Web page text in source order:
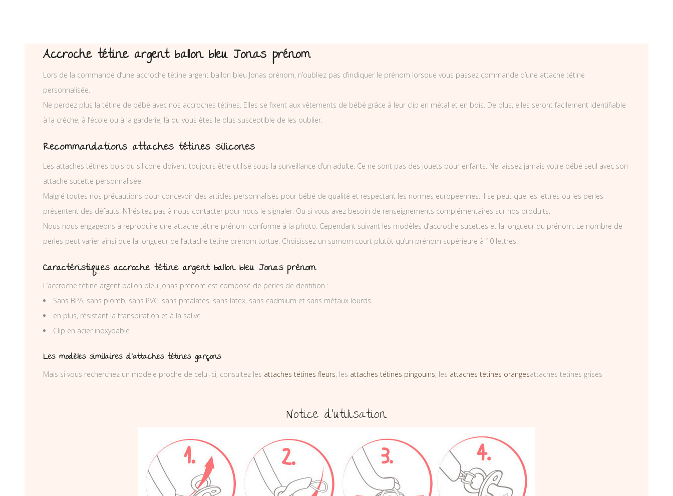
Accroche tétine argent ballon bleu Jonas prénom
Lors de la commande d’une accroche tétine argent ballon bleu Jonas prénom, n’oubliez pas d’indiquer le prénom lorsque vous passez commande d’une attache tétine
personnalisée.
Ne perdez plus la tétine de bébé avec nos accroches tétines. Elles se fixent aux vêtements de bébé grâce à leur clip en métal et en bois. De plus, elles seront facilement identifiable
à la crèche, à l’école ou à la garderie, là ou vous êtes le plus susceptible de les oublier.
Recommandations attaches tétines silicones
Les attaches tétines bois ou silicone doivent toujours être utilisé sous la surveillance d’un adulte. Ce ne sont pas des jouets pour enfants. Ne laissez jamais votre bébé seul avec son
attache sucette personnalisée.
Malgré toutes nos précautions pour concevoir des articles personnalisés pour bébé de qualité et respectant les normes européennes. Il se peut que les lettres ou les perles
présentent des défauts. N’hésitez pas à nous contacter pour nous le signaler. Ou si vous avez besoin de renseignements complémentaires sur nos produits.
Nous nous engageons à reproduire une attache tétine prénom conforme à la photo. Cependant suivant les modèles d’accroche sucettes et la longueur du prénom. Le nombre de
perles peut varier ainsi que la longueur de l’attache tétine prénom tortue. Choisissez un surnom court plutôt qu’un prénom supérieure à 10 lettres.
Caractéristiques accroche tétine argent ballon bleu Jonas prénom
L’accroche tétine argent ballon bleu Jonas prénom est composé de perles de dentition :
Sans BPA, sans plomb, sans PVC, sans phtalates, sans latex, sans cadmium et sans métaux lourds.
en plus, résistant la transpiration et à la salive
Clip en acier inoxydable
Les modèles similaires d’attaches tétines garçons
Mais si vous recherchez un modèle proche de celui-ci, consultez les attaches tétines fleurs, les attaches tétines pingouins, les attaches tétines orangesattaches tetines grises
Notice d’utilisation